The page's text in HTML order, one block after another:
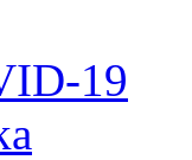
19